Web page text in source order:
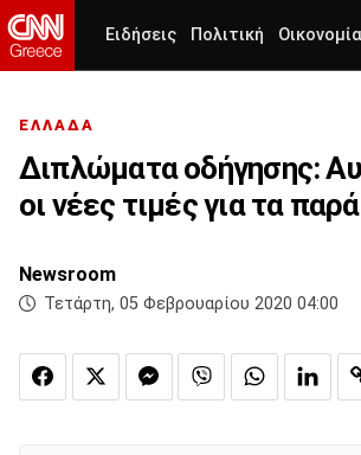
Ειδήσεις Πολιτική Οικονομία
ΕΛΛΑΔΑ
Διπλώματα οδήγησης:
οι νέες τιμές για τα
Newsroom
Τετάρτη, 05 Φεβρουαρίου 2020 04:00